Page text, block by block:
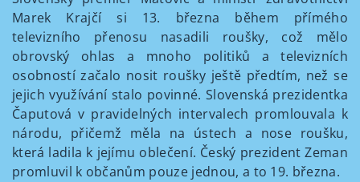
Marek Krajčí si 13. března během přímého
televizního přenosu nasadili roušky, což mělo
obrovský ohlas a mnoho politiků a televizních
osobností začalo nosit roušky ještě předtím, než se
jejich využívání stalo povinné. Slovenská prezidentka
Čaputová v pravidelných intervalech promlouvala k
národu, přičemž měla na ústech a nose roušku,
která ladila k jejímu oblečení. Český prezident Zeman
promluvil k občanům pouze jednou, a to 19. března.